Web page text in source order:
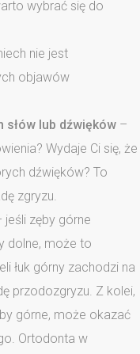
wybrać się do
nie jest
objawów
słów lub dźwięków –
Wydaje Ci się, że
dźwięków? To
zgryzu.
jeśli zęby górne
dolne, może to
łuk górny zachodzi na
przodozgryzu. Z kolei,
górne, może okazać
Ortodonta w